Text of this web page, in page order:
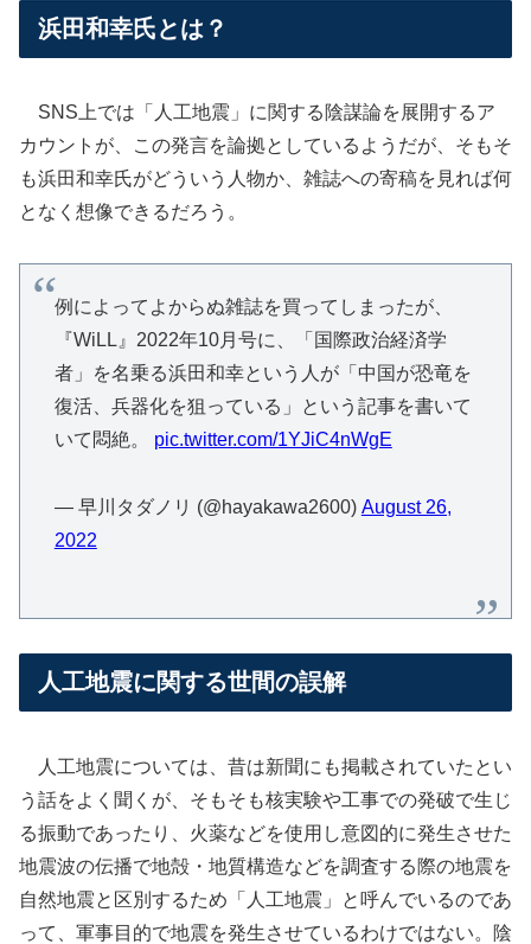
浜田和幸氏とは？
SNS上では「人工地震」に関する陰謀論を展開するア
カウントが、この発言を論拠としているようだが、そもそ
も浜田和幸氏がどういう人物か、雑誌への寄稿を見れば何
となく想像できるだろう。
例によってよからぬ雑誌を買ってしまったが、
『WiLL』2022年10月号に、「国際政治経済学
者」を名乗る浜田和幸という人が「中国が恐竜を
復活、兵器化を狙っている」という記事を書いて
いて悶絶。 pic.twitter.com/1YJiC4nWgE
— 早川タダノリ (@hayakawa2600) August 26,
2022
人工地震に関する世間の誤解
人工地震については、昔は新聞にも掲載されていたとい
う話をよく聞くが、そもそも核実験や工事での発破で生じ
る振動であったり、火薬などを使用し意図的に発生させた
地震波の伝播で地殻・地質構造などを調査する際の地震を
自然地震と区別するため「人工地震」と呼んでいるのであ
って、軍事目的で地震を発生させているわけではない。陰